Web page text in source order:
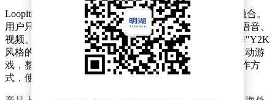
Loopit的突破性在于将AI coding与多模态生成技术深度融合。
用户只需输入文字描述，系统即可自动生成支持图像、语音、
视频、3D等全模态的交互式H5内容。例如，用户可创作"Y2K
风格的答案之书"或设计平衡卡皮巴拉头顶柚子的物理互动游
戏，整个过程仅需两轮对话即可完成。这种低门槛的创作方
式，使得普通用户也能轻松制作专业级互动内容。